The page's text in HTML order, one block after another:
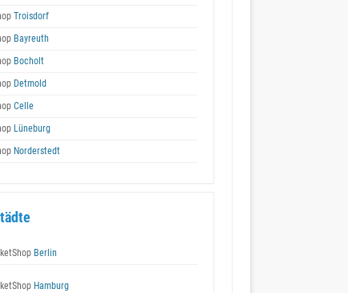
Troisdorf
Bayreuth
Bocholt
Detmold
Celle
Lüneburg
Norderstedt
Berlin
Hamburg